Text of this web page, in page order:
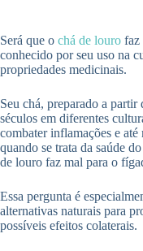
Será que o chá de louro faz
conhecido por seu uso na
propriedades medicinais.
Seu chá, preparado a partir
séculos em diferentes
combater inflamações e
quando se trata da saúde
de louro faz mal para o
Essa pergunta é
alternativas naturais para
possíveis efeitos colaterais.